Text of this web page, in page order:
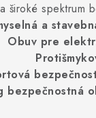
široké spektrum
a
Obuv pre